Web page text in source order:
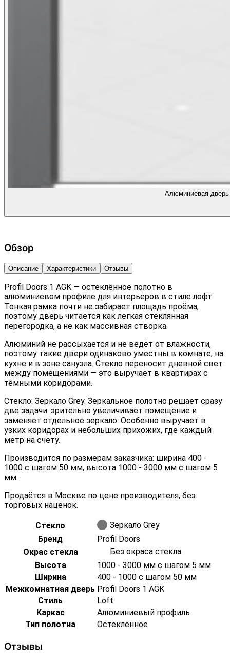
Алюминиевая
Обзор
Описание Характеристики Отзывы
Profil Doors 1 AGK — остеклённое полотно в
алюминиевом профиле для интерьеров в стиле лофт.
Тонкая рамка почти не забирает площадь проёма,
поэтому дверь читается как лёгкая стеклянная
перегородка, а не как массивная створка.
Алюминий не рассыхается и не ведёт от влажности,
поэтому такие двери одинаково уместны в комнате, на
кухне и в зоне санузла. Стекло переносит дневной свет
между помещениями — это выручает в квартирах с
тёмными коридорами.
Стекло: Зеркало Grey. Зеркальное полотно решает сразу
две задачи: зрительно увеличивает помещение и
заменяет отдельное зеркало. Особенно выручает в
узких коридорах и небольших прихожих, где каждый
метр на счету.
Производится по размерам заказчика: ширина 400 -
1000 с шагом 50 мм, высота 1000 - 3000 мм с шагом 5
мм.
Продаётся в Москве по цене производителя, без
торговых наценок.
Стекло
Зеркало Grey
Бренд
Profil Doors
Окрас стекла
Без окраса стекла
Высота
1000 - 3000 мм с шагом 5 мм
Ширина
400 - 1000 с шагом 50 мм
Межкомнатная дверь Profil Doors 1 AGK
Стиль
Loft
Каркас
Алюминиевый профиль
Тип полотна
Остекленное
Отзывы